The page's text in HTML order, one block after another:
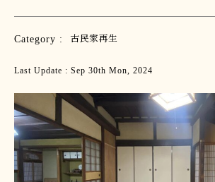
Category : 古民家再生
Last Update : Sep 30th Mon, 2024